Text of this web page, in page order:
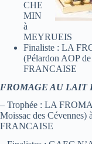
CHE
MIN
à
MEYRUEIS
Finaliste : LA
(Pélardon AOP
FRANCAISE
FROMAGE AU LAIT
– Trophée : LA
Moissac des
FRANCAISE